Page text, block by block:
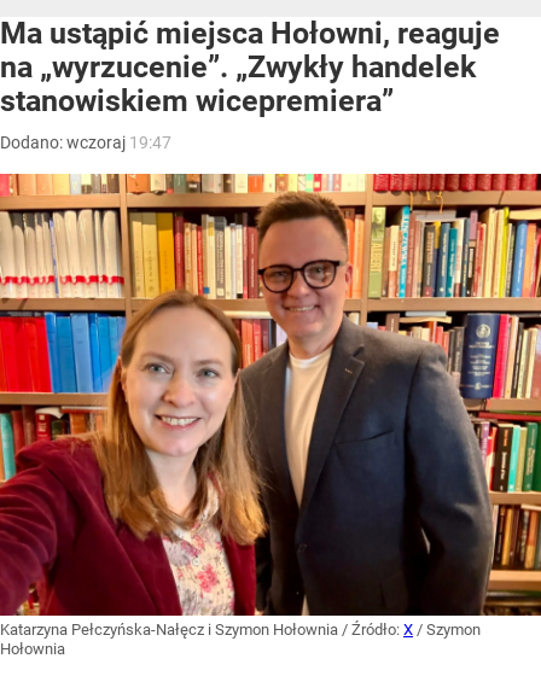
Ma ustąpić miejsca Hołowni, reaguje
na „wyrzucenie”. „Zwykły handelek
stanowiskiem wicepremiera”
Dodano:wczoraj 19:47
Katarzyna Pełczyńska-Nałęcz i Szymon Hołownia / Źródło: X / Szymon
Hołownia